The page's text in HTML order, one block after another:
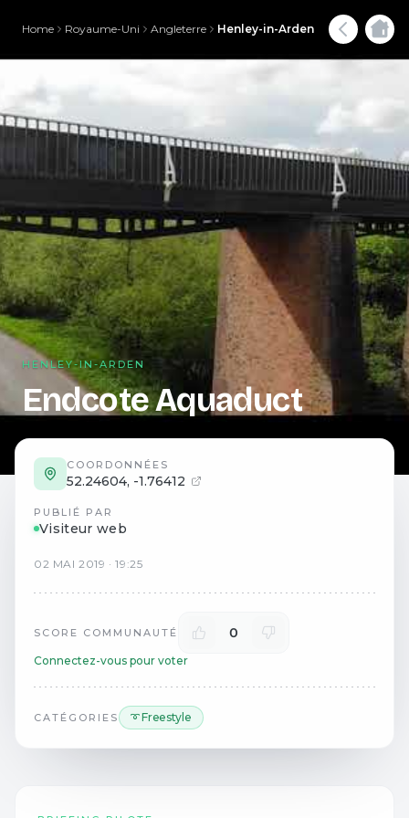
Home Royaume-Uni Angleterre Henley-in-Arden
HENLEY-IN-ARDEN
Endcote Aquaduct
COORDONNÉES
52.24604, -1.76412
PUBLIÉ PAR
Visiteur web
02 MAI 2019 ·19:25
SCORE COMMUNAUTÉ 0
Connectez-vous pour voter
CATÉGORIES ➰ Freestyle